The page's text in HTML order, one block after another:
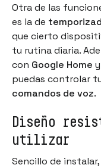
Otra de las
es la de
que cierto
tu rutina diaria.
con Google Home y
puedas controlar
comandos de voz.
Diseño
utilizar
Sencillo de